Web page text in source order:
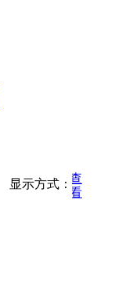
显示方式：
按缩略图方式查
看
按列表方式查看